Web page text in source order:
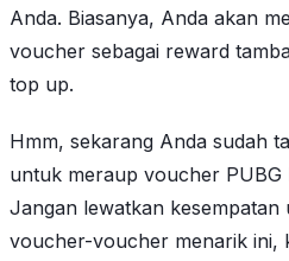
Anda. Biasanya, Anda akan
voucher sebagai reward
top up.
Hmm, sekarang Anda sudah
untuk meraup voucher PUBG
Jangan lewatkan kesempatan
voucher-voucher menarik ini,